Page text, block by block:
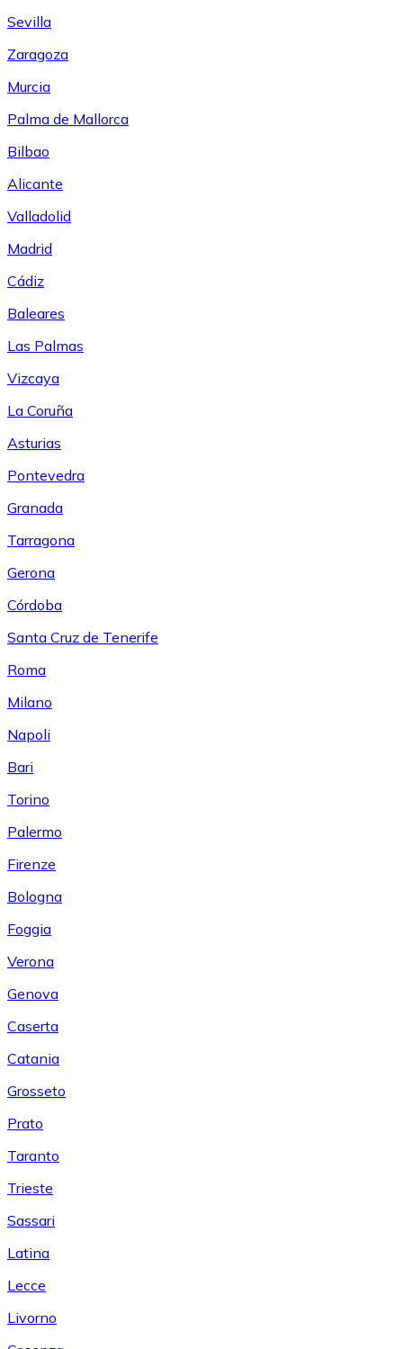
Sevilla
Zaragoza
Murcia
Palma de Mallorca
Bilbao
Alicante
Valladolid
Madrid
Cádiz
Baleares
Las Palmas
Vizcaya
La Coruña
Asturias
Pontevedra
Granada
Tarragona
Gerona
Córdoba
Santa Cruz de Tenerife
Roma
Milano
Napoli
Bari
Torino
Palermo
Firenze
Bologna
Foggia
Verona
Genova
Caserta
Catania
Grosseto
Prato
Taranto
Trieste
Sassari
Latina
Lecce
Livorno